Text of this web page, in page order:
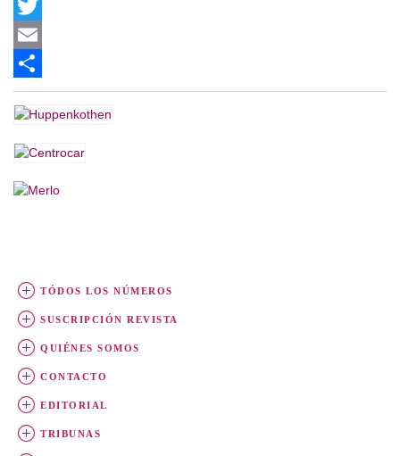
Facebook
Twitter
Email
Share
TÓDOS LOS NÚMEROS
SUSCRIPCIÓN REVISTA
QUIÉNES SOMOS
CONTACTO
EDITORIAL
TRIBUNAS